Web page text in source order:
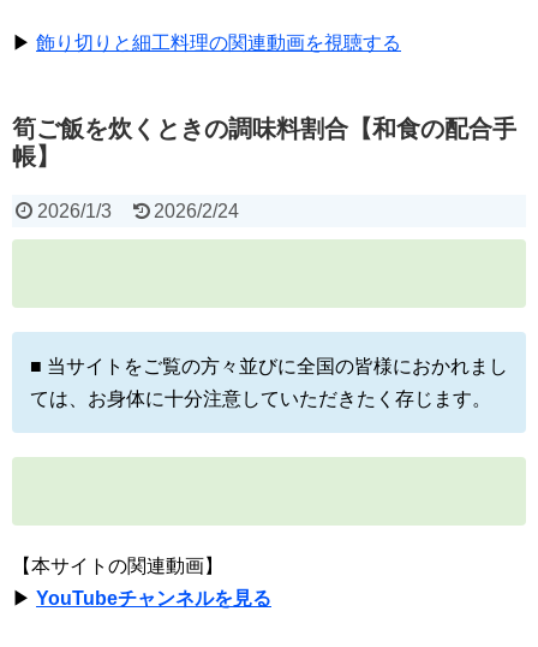
▶ 飾り切りと細工料理の関連動画を視聴する
筍ご飯を炊くときの調味料割合【和食の配合手
帳】
2026/1/3 2026/2/24
■ 当サイトをご覧の方々並びに全国の皆様におかれまし
ては、お身体に十分注意していただきたく存じます。
【本サイトの関連動画】
▶ YouTubeチャンネルを見る